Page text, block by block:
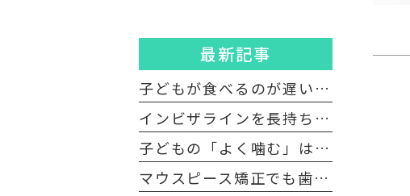
最新記事
子どもが食べるのが遅いのはなぜ？ 実は“口腔機能発達不全症”かもしれません
インビザラインを長持ちさせる！ マウスピースの正しい洗い方とNGな洗浄方法
子どもの「よく噛む」は何回が目安？ 咀嚼のメリットと口腔機能発達不全症への好影響
マウスピース矯正でも歯を抜くの？ 抜歯矯正・非抜歯矯正の違いについて